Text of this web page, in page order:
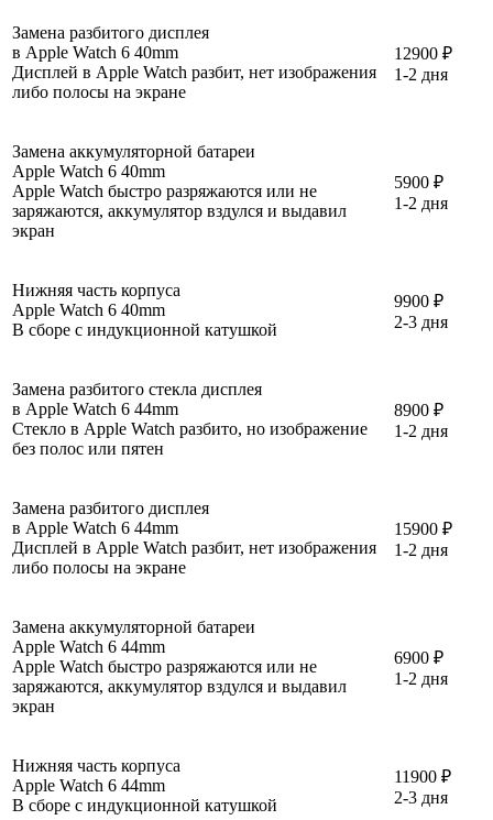
Замена разбитого дисплея
в Apple Watch 6 40mm
Дисплей в Apple Watch разбит, нет изображения
либо полосы на экране
12900 ₽
1-2 дня
Замена аккумуляторной батареи
Apple Watch 6 40mm
Apple Watch быстро разряжаются или не
заряжаются, аккумулятор вздулся и выдавил
экран
5900 ₽
1-2 дня
Нижняя часть корпуса
Apple Watch 6 40mm
В сборе с индукционной катушкой
9900 ₽
2-3 дня
Замена разбитого стекла дисплея
в Apple Watch 6 44mm
Стекло в Apple Watch разбито, но изображение
без полос или пятен
8900 ₽
1-2 дня
Замена разбитого дисплея
в Apple Watch 6 44mm
Дисплей в Apple Watch разбит, нет изображения
либо полосы на экране
15900 ₽
1-2 дня
Замена аккумуляторной батареи
Apple Watch 6 44mm
Apple Watch быстро разряжаются или не
заряжаются, аккумулятор вздулся и выдавил
экран
6900 ₽
1-2 дня
Нижняя часть корпуса
Apple Watch 6 44mm
В сборе с индукционной катушкой
11900 ₽
2-3 дня